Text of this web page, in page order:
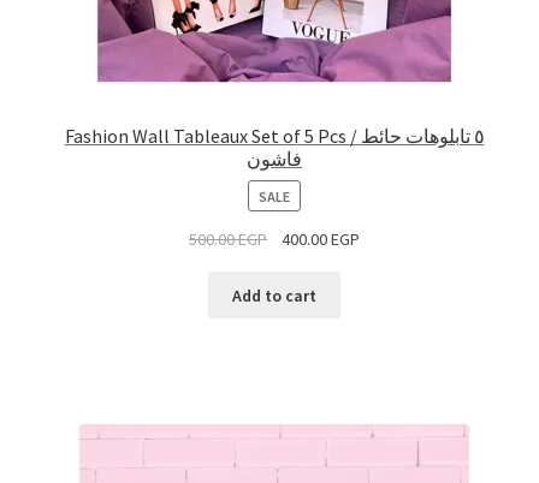
Fashion Wall Tableaux Set of 5 Pcs / ٥ تابلوهات حائط
فاشون
SALEPRODUCT
ON
SALE
500.00EGP 400.00EGP
Add to cart